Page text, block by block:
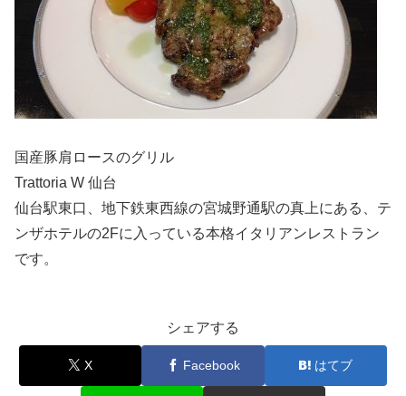
国産豚肩ロースのグリル
Trattoria W 仙台
仙台駅東口、地下鉄東西線の宮城野通駅の真上にある、テ
ンザホテルの2Fに入っている本格イタリアンレストラン
です。
シェアする
X Facebook はてブ